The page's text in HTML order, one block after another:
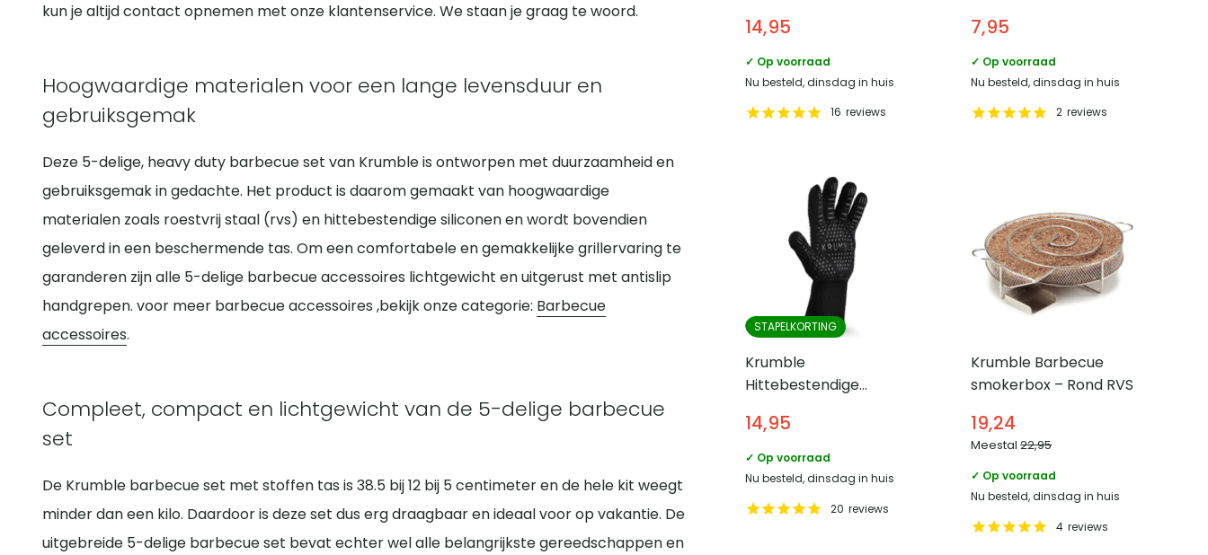
kun je altijd contact opnemen met onze klantenservice. We staan je graag te woord.
Hoogwaardige materialen voor een lange levensduur en
gebruiksgemak
Deze 5-delige, heavy duty barbecue set van Krumble is ontworpen met duurzaamheid en
gebruiksgemak in gedachte. Het product is daarom gemaakt van hoogwaardige
materialen zoals roestvrij staal (rvs) en hittebestendige siliconen en wordt bovendien
geleverd in een beschermende tas. Om een comfortabele en gemakkelijke grillervaring te
garanderen zijn alle 5-delige barbecue accessoires lichtgewicht en uitgerust met antislip
handgrepen. voor meer barbecue accessoires ,bekijk onze categorie: Barbecue
accessoires.
Compleet, compact en lichtgewicht van de 5-delige barbecue
set
De Krumble barbecue set met stoffen tas is 38.5 bij 12 bij 5 centimeter en de hele kit weegt
minder dan een kilo. Daardoor is deze set dus erg draagbaar en ideaal voor op vakantie. De
uitgebreide 5-delige barbecue set bevat echter wel alle belangrijkste gereedschappen en
14,95
✓ Op voorraad
Nu besteld, dinsdag in huis
16 reviews
7,95
✓ Op voorraad
Nu besteld, dinsdag in huis
2 reviews
STAPELKORTING
Krumble
Hittebestendige
14,95
✓ Op voorraad
Nu besteld, dinsdag in huis
20 reviews
Krumble Barbecue
smokerbox – Rond RVS
19,24
Meestal22,95
✓ Op voorraad
Nu besteld, dinsdag in huis
4 reviews